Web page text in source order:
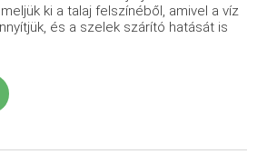
ki a talaj felszínéből, amivel a víz
és a szelek szárító hatását is